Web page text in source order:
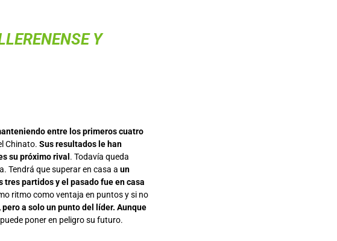
Y
entre los primeros cuatro
Chinato. Sus resultados le han
su próximo rival . Todavía queda
Tendrá que superar en casa a un
tres partidos y el pasado fue en casa
ritmo como ventaja en puntos y si no
a solo un punto del líder. Aunque
poner en peligro su futuro.